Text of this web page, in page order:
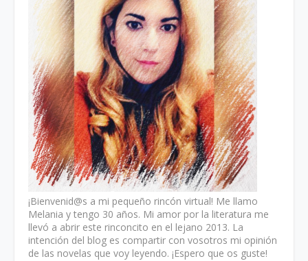
¡Bienvenid@s a mi pequeño rincón virtual! Me llamo
Melania y tengo 30 años. Mi amor por la literatura me
llevó a abrir este rinconcito en el lejano 2013. La
intención del blog es compartir con vosotros mi opinión
de las novelas que voy leyendo. ¡Espero que os guste!